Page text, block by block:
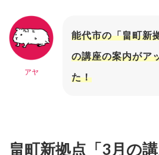
アヤ
能代市の「畠町新
の講座の案内がア
た！
畠町新拠点「3月の講